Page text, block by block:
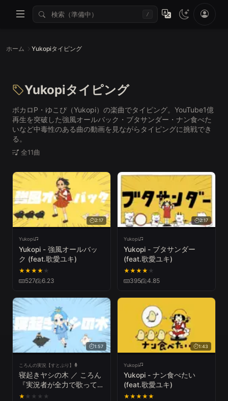
/
ホーム Yukopiタイピング
Yukopiタイピング
ボカロP・ゆこぴ（Yukopi）の楽曲でタイピング。YouTube1億
再生を突破した強風オールバック・ブタサンダー・ナン食べた
いなど中毒性のある曲の動画を見ながらタイピングに挑戦でき
る。
全11曲
2:17
Yukopi
Yukopi - 強風オールバッ
ク (feat.歌愛ユキ)
★★★★ ★
527 6.23
2:17
Yukopi
Yukopi - ブタサンダー
(feat.歌愛ユキ)
★★★★ ★
395 4.85
1:57
ころんの実況【すとぷり】
寝起きヤシの木 ／ ころん
『実況者が全力で歌ってみ
た』すとぷり
★ ★ ★ ★ ★
1:43
Yukopi
Yukopi - ナン食べたい
(feat.歌愛ユキ)
★★★★★